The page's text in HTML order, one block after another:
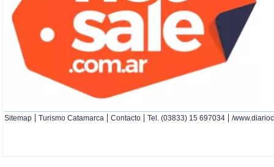
Sitemap | Turismo Catamarca | Contacto | Tel. (03833) 15 697034 | /